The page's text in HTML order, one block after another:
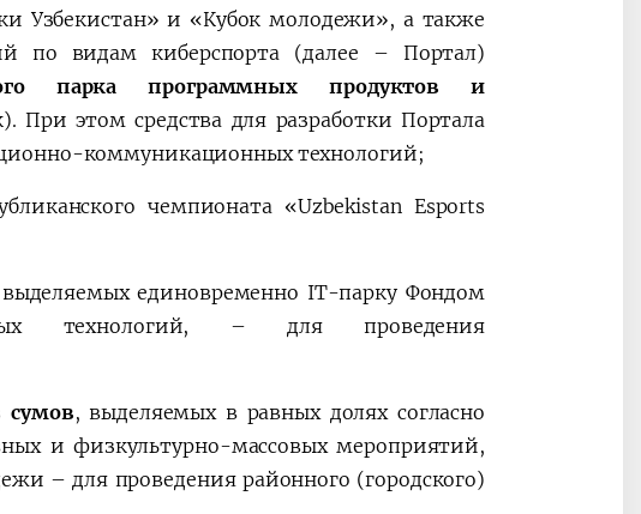
Узбекистан» и «Кубок молодежи», а также
по видам киберспорта (далее – Портал)
парка программных продуктов и
При этом средства для разработки Портала
коммуникационных технологий;
чемпионата «Uzbekistan Esports
единовременно IT-парку Фондом
технологий, – для проведения
сумов, выделяемых в равных долях согласно
и физкультурно-массовых мероприятий,
– для проведения районного (городского)